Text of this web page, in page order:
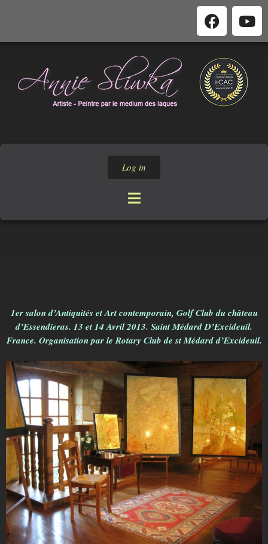
Log in
1er salon d’Antiquités et Art contemporain, Golf Club du château
d’Essendieras. 13 et 14 Avril 2013. Saint Médard D’Excideuil.
France. Organisation par le Rotary Club de st Médard d’Excideuil.